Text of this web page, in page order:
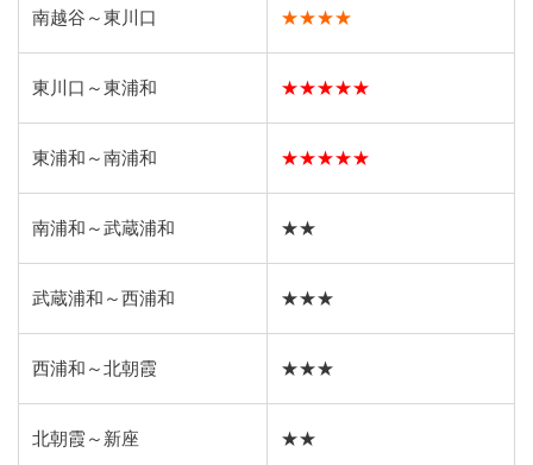
南越谷～東川口 ★★★★
東川口～東浦和 ★★★★★
東浦和～南浦和 ★★★★★
南浦和～武蔵浦和 ★★
武蔵浦和～西浦和 ★★★
西浦和～北朝霞 ★★★
北朝霞～新座 ★★